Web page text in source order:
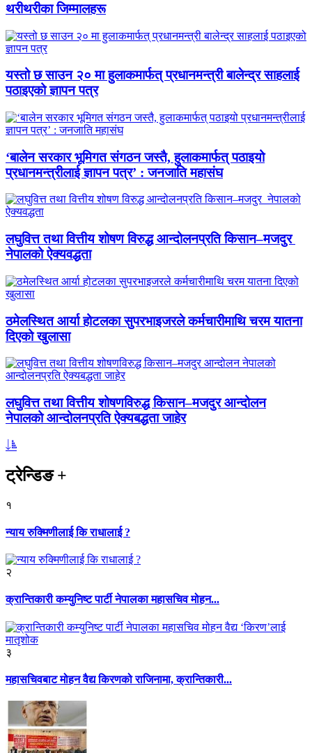
थरीथरीका जिम्मालहरू
यस्तो छ साउन २० मा हुलाकमार्फत् प्रधानमन्त्री बालेन्द्र साहलाई
पठाइएको ज्ञापन पत्र
‘बालेन सरकार भूमिगत संगठन जस्तै, हुलाकमार्फत् पठाइयो
प्रधानमन्त्रीलाई ज्ञापन पत्र’ : जनजाति महासंघ
लघुवित्त तथा वित्तीय शोषण विरुद्ध आन्दोलनप्रति किसान–मजदुर
नेपालको ऐक्यवद्धता
ठमेलस्थित आर्या होटलका सुपरभाइजरले कर्मचारीमाथि चरम यातना
दिएको खुलासा
लघुवित्त तथा वित्तीय शोषणविरुद्ध किसान–मजदुर आन्दोलन
नेपालको आन्दोलनप्रति ऐक्यबद्धता जाहेर
ट्रेन्डिङ+
१
न्याय रुक्मिणीलाई कि राधालाई ?
२
क्रान्तिकारी कम्युनिष्ट पार्टी नेपालका महासचिव मोहन...
३
महासचिवबाट मोहन वैद्य किरणको राजिनामा, क्रान्तिकारी...